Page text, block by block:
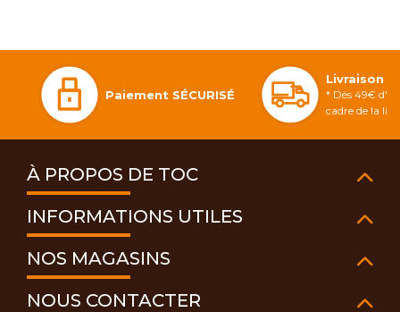
Paiement SÉCURISÉ
Livraison
* Dès 49€
cadre de la
À PROPOS DE TOC
INFORMATIONS UTILES
NOS MAGASINS
NOUS CONTACTER